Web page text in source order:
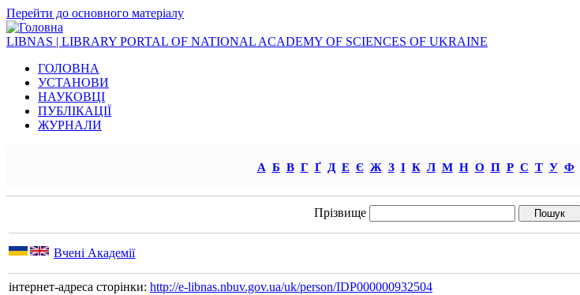
Перейти до основного матеріалу
LIBNAS | LIBRARY PORTAL OF NATIONAL ACADEMY OF SCIENCES OF UKRAINE
ГОЛОВНА
УСТАНОВИ
НАУКОВЦІ
ПУБЛІКАЦІЇ
ЖУРНАЛИ
А Б В Г Ґ Д Е Є Ж З І К Л М Н О П Р С Т У Ф
Прізвище
Вчені Академії
інтернет-адреса сторінки: http://e-libnas.nbuv.gov.ua/uk/person/IDP000000932504